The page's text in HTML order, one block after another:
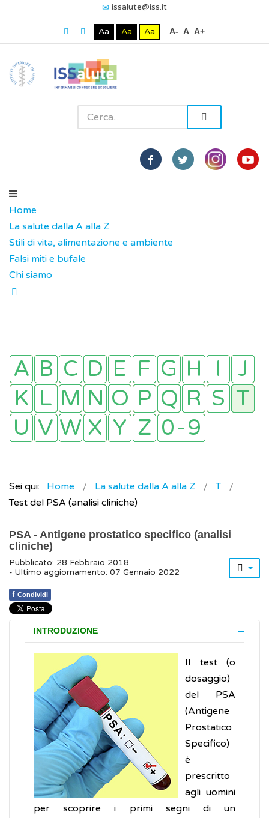
issalute@iss.it
Aa Aa Aa A- A A+
Home
La salute dalla A alla Z
Stili di vita, alimentazione e ambiente
Falsi miti e bufale
Chi siamo
Sei qui: Home La salute dalla A alla Z
T
Test del PSA (analisi cliniche)
PSA - Antigene prostatico specifico (analisi
cliniche)
Pubblicato: 28 Febbraio 2018
- Ultimo aggiornamento: 07 Gennaio 2022
f Condividi
INTRODUZIONE
Il test (o
dosaggio)
del PSA
(Antigene
Prostatico
Specifico)
è
prescritto
agli uomini
per scoprire i primi segni di un